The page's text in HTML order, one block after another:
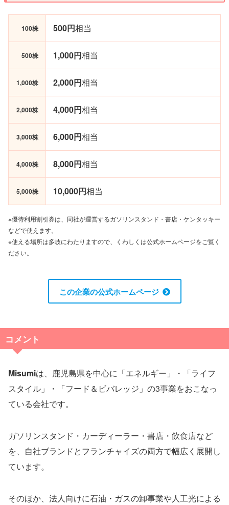
100株 500円相当
500株 1,000円相当
1,000株 2,000円相当
2,000株 4,000円相当
3,000株 6,000円相当
4,000株 8,000円相当
5,000株 10,000円相当
※優待利用割引券は、同社が運営するガソリンスタンド・書店・ケンタッキー
などで使えます。
※使える場所は多岐にわたりますので、くわしくは公式ホームページをご覧く
ださい。
この企業の公式ホームページ
コメント
Misumiは、鹿児島県を中心に「エネルギー」・「ライフ
スタイル」・「フード＆ビバレッジ」の3事業をおこなっ
ている会社です。
ガソリンスタンド・カーディーラー・書店・飲食店など
を、自社ブランドとフランチャイズの両方で幅広く展開し
ています。
そのほか、法人向けに石油・ガスの卸事業や人工光による